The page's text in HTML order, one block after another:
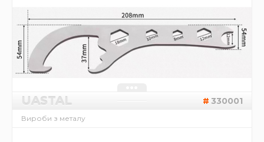
UASTAL 330001
Вироби з металу